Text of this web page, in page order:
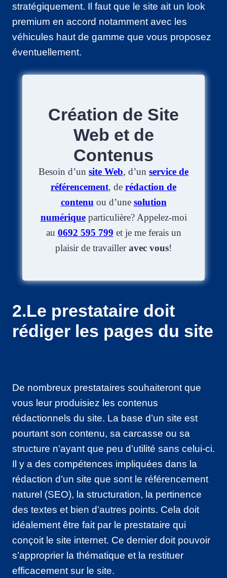
stratégiquement. Il faut que le site ait un look
premium en accord notamment avec les
véhicules haut de gamme que vous proposez
éventuellement.
Création de Site
Web et de
Contenus
Besoin d’un site Web, d’un service de
référencement, de rédaction de
contenu ou d’une solution
numériqueparticulière? Appelez-moi
au 0692 595 799 et je me ferais un
plaisir de travailleravec vous!
2.Le prestataire doit
rédiger les pages du site
De nombreux prestataires souhaiteront que
vous leur produisiez les contenus
rédactionnels du site. La base d’un site est
pourtant son contenu, sa carcasse ou sa
structure n’ayant que peu d’utilité sans celui-ci.
Il y a des compétences impliquées dans la
rédaction d’un site que sont le référencement
naturel (SEO), la structuration, la pertinence
des textes et bien d’autres points. Cela doit
idéalement être fait par le prestataire qui
conçoit le site internet. Ce dernier doit pouvoir
s’approprier la thématique et la restituer
efficacement sur le site.